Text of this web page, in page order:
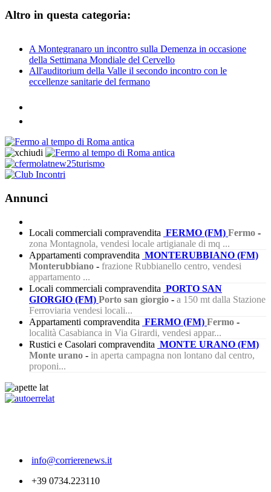
Altro in questa categoria:
A Montegranaro un incontro sulla Demenza in occasione
della Settimana Mondiale del Cervello
All'auditorium della Valle il secondo incontro con le
eccellenze sanitarie del fermano
Annunci
Locali commerciali compravendita FERMO (FM) Fermo -
zona Montagnola, vendesi locale artigianale di mq ...
Appartamenti compravendita MONTERUBBIANO (FM)
Monterubbiano - frazione Rubbianello centro, vendesi
appartamento ...
Locali commerciali compravendita PORTO SAN
GIORGIO (FM) Porto san giorgio - a 150 mt dalla Stazione
Ferroviaria vendesi locali...
Appartamenti compravendita FERMO (FM) Fermo -
località Casabianca in Via Girardi, vendesi appar...
Rustici e Casolari compravendita MONTE URANO (FM)
Monte urano - in aperta campagna non lontano dal centro,
proponi...
info@corrierenews.it
+39 0734.223110